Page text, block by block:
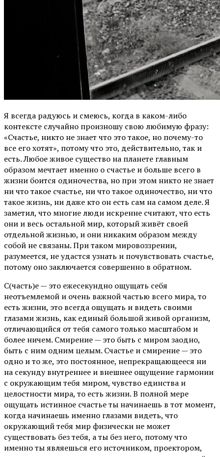
Я всегда радуюсь и смеюсь, когда в каком-либо
контексте случайно произношу свою любимую фразу:
«Счастье, никто не знает что это такое, но почему-то
все его хотят», потому что это, действительно, так и
есть. Любое живое существо на планете главным
образом мечтает именно о счастье и больше всего в
жизни боится одиночества, но при этом никто не знает
ни что такое счастье, ни что такое одиночество, ни что
такое жизнь, ни даже кто он есть сам на самом деле. Я
заметил, что многие люди искренне считают, что есть
они и весь остальной мир, который живёт своей
отдельной жизнью, и они никаким образом между
собой не связаны. При таком мировоззрении,
разумеется, не удастся узнать и почувствовать счастье,
потому оно заключается совершенно в обратном.
С(часть)е — это ежесекундно ощущать себя
неотъемлемой и очень важной частью всего мира, то
есть жизни, это всегда ощущать и видеть своими
глазами жизнь, как единый большой живой организм,
отличающийся от тебя самого только масштабом и
более ничем. Смирение — это быть с миром заодно,
быть с ним одним целым. Счастье и смирение — это
одно и то же, это постоянное, непрекращающееся ни
на секунду внутреннее и внешнее ощущение гармонии
с окружающим тебя миром, чувство единства и
целостности мира, то есть жизни. В полной мере
ощущать истинное счастье ты начинаешь в тот момент,
когда начинаешь именно глазами видеть, что
окружающий тебя мир физически не может
существовать без тебя, а ты без него, потому что
именно ты являешься его источником, проектором,